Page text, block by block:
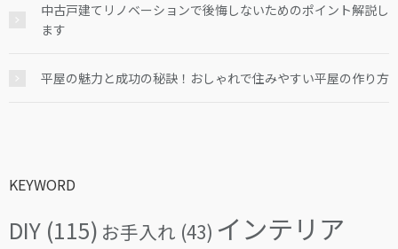
中古戸建てリノベーションで後悔しないためのポイント解説し
ます
平屋の魅力と成功の秘訣！おしゃれで住みやすい平屋の作り方
KEYWORD
DIY (115) お手入れ (43) インテリア